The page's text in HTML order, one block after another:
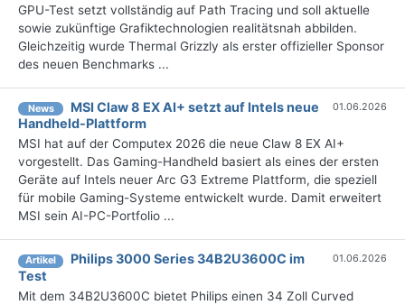
GPU-Test setzt vollständig auf Path Tracing und soll aktuelle
sowie zukünftige Grafiktechnologien realitätsnah abbilden.
Gleichzeitig wurde Thermal Grizzly als erster offizieller Sponsor
des neuen Benchmarks ...
News
MSI Claw 8 EX AI+ setzt auf Intels neue
Handheld-Plattform
01.06.2026
MSI hat auf der Computex 2026 die neue Claw 8 EX AI+
vorgestellt. Das Gaming-Handheld basiert als eines der ersten
Geräte auf Intels neuer Arc G3 Extreme Plattform, die speziell
für mobile Gaming-Systeme entwickelt wurde. Damit erweitert
MSI sein AI-PC-Portfolio ...
Artikel
Philips 3000 Series 34B2U3600C im
Test
01.06.2026
Mit dem 34B2U3600C bietet Philips einen 34 Zoll Curved